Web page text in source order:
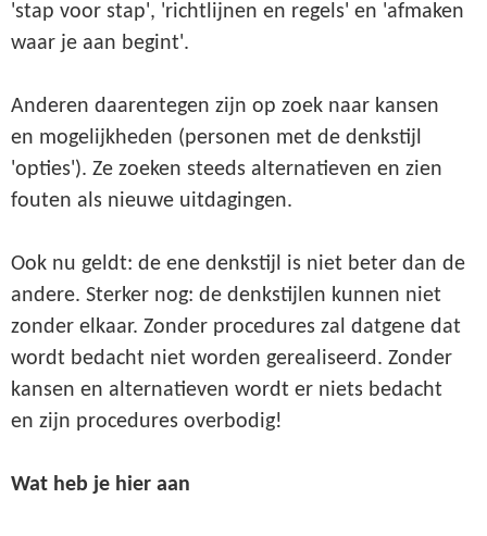
'stap voor stap', 'richtlijnen en regels' en 'afmaken
waar je aan begint'.
Anderen daarentegen zijn op zoek naar kansen
en mogelijkheden (personen met de denkstijl
'opties'). Ze zoeken steeds alternatieven en zien
fouten als nieuwe uitdagingen.
Ook nu geldt: de ene denkstijl is niet beter dan de
andere. Sterker nog: de denkstijlen kunnen niet
zonder elkaar. Zonder procedures zal datgene dat
wordt bedacht niet worden gerealiseerd. Zonder
kansen en alternatieven wordt er niets bedacht
en zijn procedures overbodig!
Wat heb je hier aan